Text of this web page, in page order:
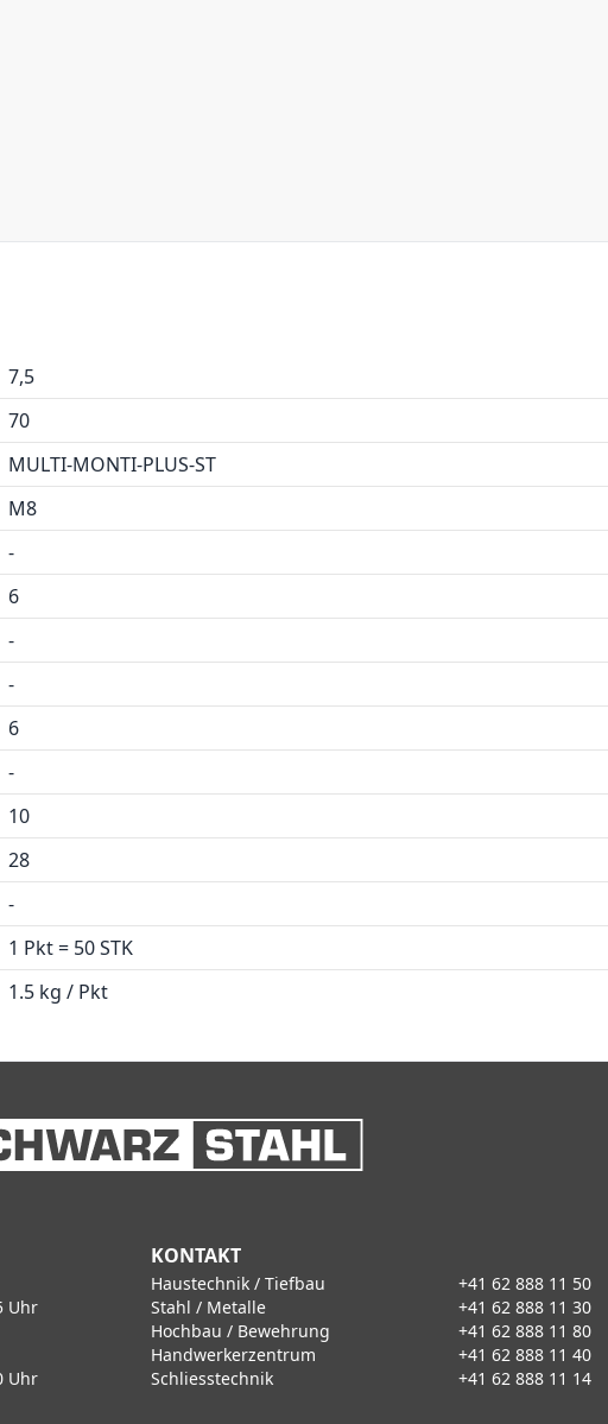
7,5
70
MULTI-MONTI-PLUS-ST
M8
-
6
-
-
6
-
10
28
-
1 Pkt = 50 STK
1.5 kg / Pkt
Uhr
Uhr
KONTAKT
Haustechnik / Tiefbau +41 62 888 11 50
Stahl / Metalle
+41 62 888 11 30
Hochbau / Bewehrung
+41 62 888 11 80
Handwerkerzentrum
+41 62 888 11 40
Schliesstechnik
+41 62 888 11 14